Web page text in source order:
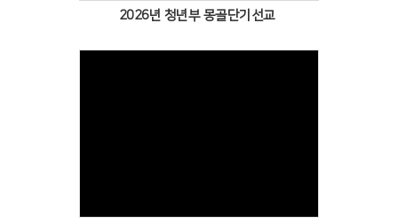
2026년 청년부 몽골단기선교